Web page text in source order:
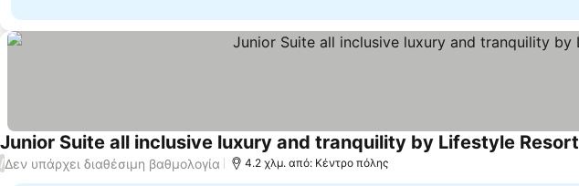
Junior Suite all inclusive luxury and tranquility by Lifestyle Resort
/Δεν υπάρχει διαθέσιμη βαθμολογία 4.2 χλμ. από: Κέντρο πόλης